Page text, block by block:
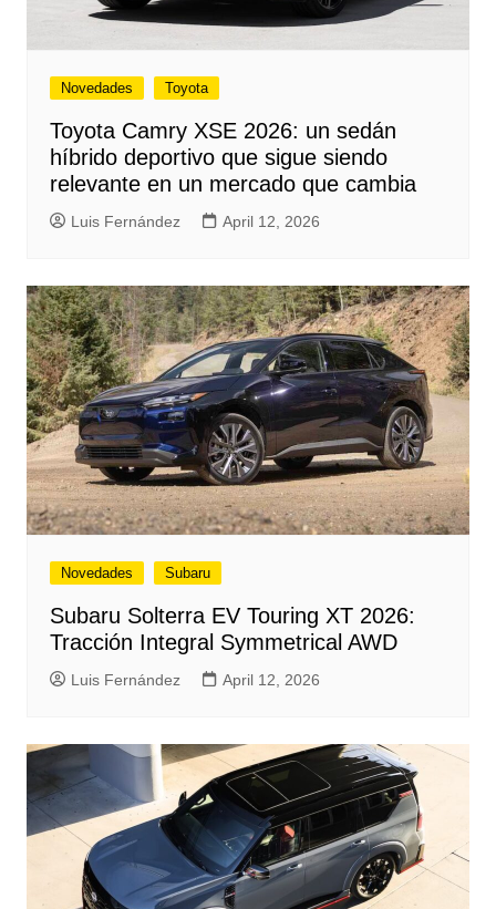
Novedades Toyota
Toyota Camry XSE 2026: un sedán
híbrido deportivo que sigue siendo
relevante en un mercado que cambia
Luis Fernández April 12, 2026
Novedades Subaru
Subaru Solterra EV Touring XT 2026:
Tracción Integral Symmetrical AWD
Luis Fernández April 12, 2026